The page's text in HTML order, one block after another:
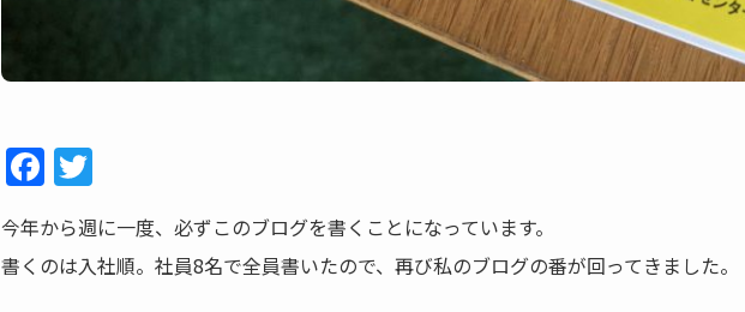
F
a
c
e
w
itt
er
今年から週に一度、必ずこのブログを書くことになっています。
書くのは入社順。社員8名で全員書いたので、再び私のブログの番が回ってきました。